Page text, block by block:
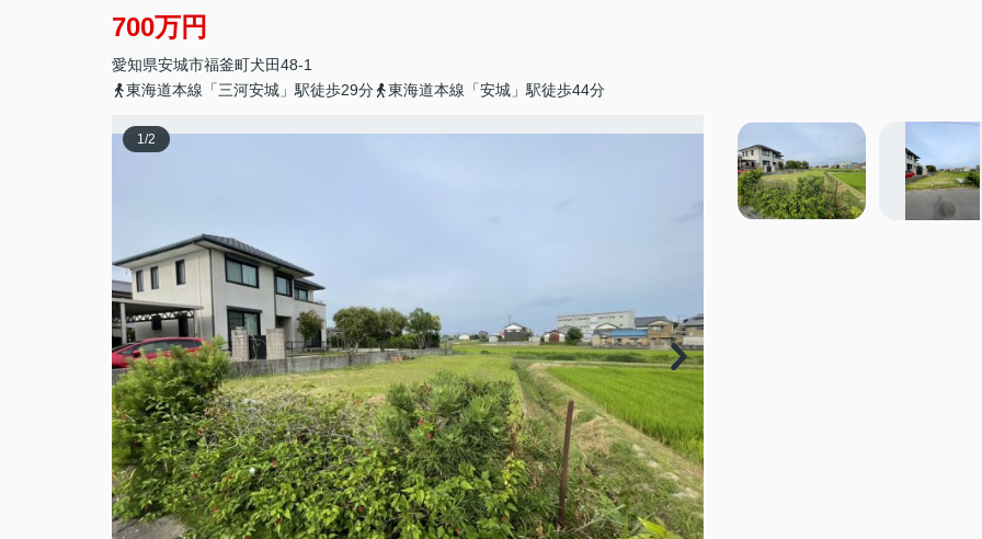
700万円
愛知県安城市福釜町犬田48-1
東海道本線「三河安城」駅徒歩29分
東海道本線「安城」駅徒歩44分
1/2